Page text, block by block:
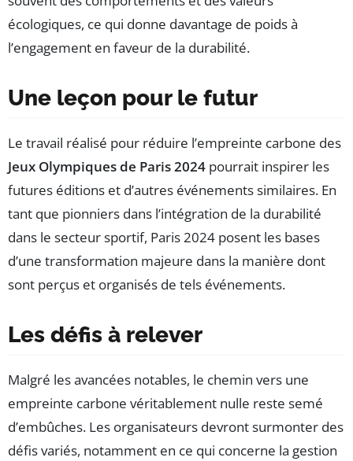
écologiques, ce qui donne davantage de poids à
l’engagement en faveur de la durabilité.
Une leçon pour le futur
Le travail réalisé pour réduire l’empreinte carbone des
Jeux Olympiques de Paris 2024 pourrait inspirer les
futures éditions et d’autres événements similaires. En
tant que pionniers dans l’intégration de la durabilité
dans le secteur sportif, Paris 2024 posent les bases
d’une transformation majeure dans la manière dont
sont perçus et organisés de tels événements.
Les défis à relever
Malgré les avancées notables, le chemin vers une
empreinte carbone véritablement nulle reste semé
d’embûches. Les organisateurs devront surmonter des
défis variés, notamment en ce qui concerne la gestion